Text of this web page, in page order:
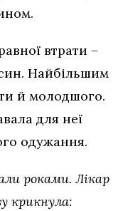
втрати –
Найбільшим
й молодшого.
для неї
одужання.
роками. Лікар
крикнула: